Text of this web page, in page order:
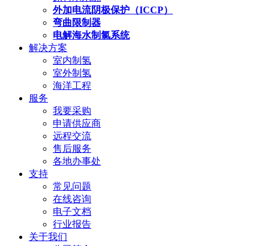
外加电流阴极保护（ICCP）
弯曲限制器
电解海水制氯系统
解决方案
室内制氢
室外制氢
海洋工程
服务
我要采购
申请供应商
远程交流
售后服务
各地办事处
支持
常见问题
在线咨询
电子文档
行业报告
关于我们